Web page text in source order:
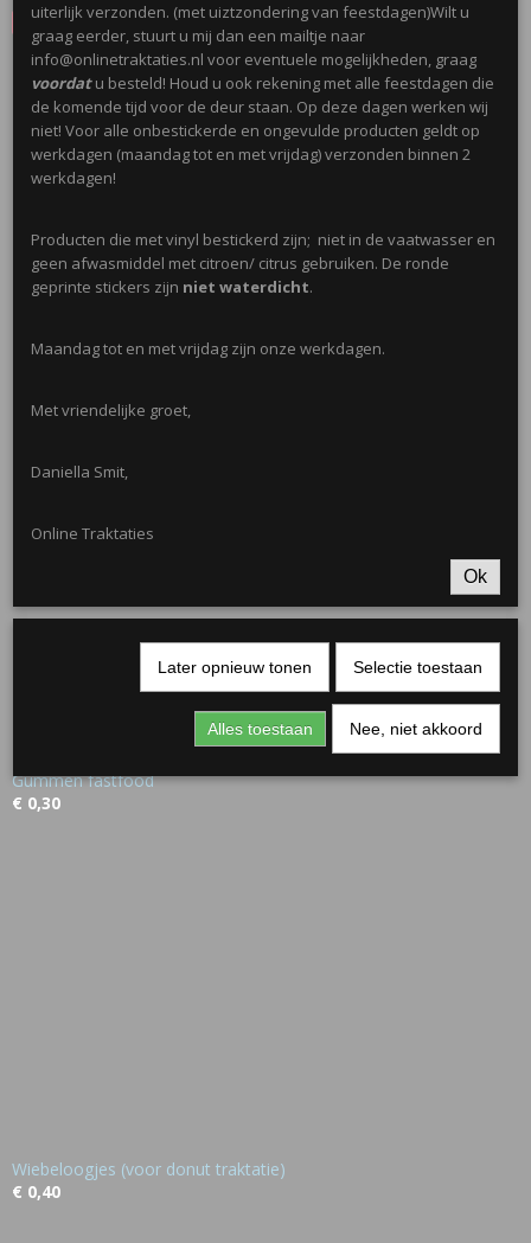
Save
Ook interessant
€ 0,75
Gummen fastfood
€ 0,30
Wiebeloogjes (voor donut traktatie)
€ 0,40
uiterlijk verzonden. (met uiztzondering van feestdagen)Wilt u
graag eerder, stuurt u mij dan een mailtje naar
info@onlinetraktaties.nl voor eventuele mogelijkheden, graag
voordatu besteld! Houd u ook rekening met alle feestdagen die
de komende tijd voor de deur staan. Op deze dagen werken wij
niet! Voor alle onbestickerde en ongevulde producten geldt op
werkdagen (maandag tot en met vrijdag) verzonden binnen 2
werkdagen!
Producten die met vinyl bestickerd zijn; niet in de vaatwasser en
geen afwasmiddel met citroen/ citrus gebruiken. De ronde
geprinte stickers zijn niet waterdicht.
Maandag tot en met vrijdag zijn onze werkdagen.
Met vriendelijke groet,
Daniella Smit,
Online Traktaties
Ok
Later opnieuw tonen Selectie toestaan
Alles toestaan Nee, niet akkoord